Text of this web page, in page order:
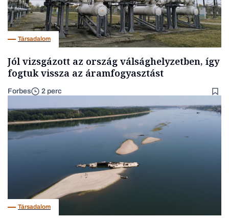
Társadalom
Jól vizsgázott az ország válsághelyzetben, így
fogtuk vissza az áramfogyasztást
Forbes 2 perc
Társadalom